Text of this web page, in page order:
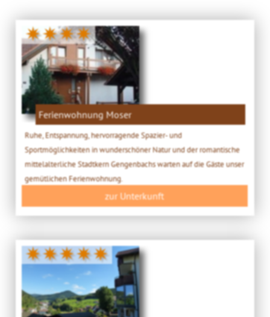
✷✷✷✷
Ferienwohnung Moser
Ruhe, Entspannung, hervorragende Spazier- und
Sportmöglichkeiten in wunderschöner Natur und der romantische
mittelalterliche Stadtkern Gengenbachs warten auf die Gäste unser
gemütlichen Ferienwohnung.
zur Unterkunft
✷✷✷✷✷